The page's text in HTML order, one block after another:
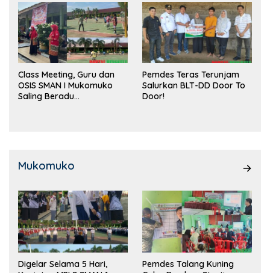
Class Meeting, Guru dan
OSIS SMAN I Mukomuko
Saling Beradu
Pemdes Teras Terunjam
Salurkan BLT-DD Door To
Door!
Mukomuko
Digelar Selama 5 Hari,
Pemdes Talang Kuning